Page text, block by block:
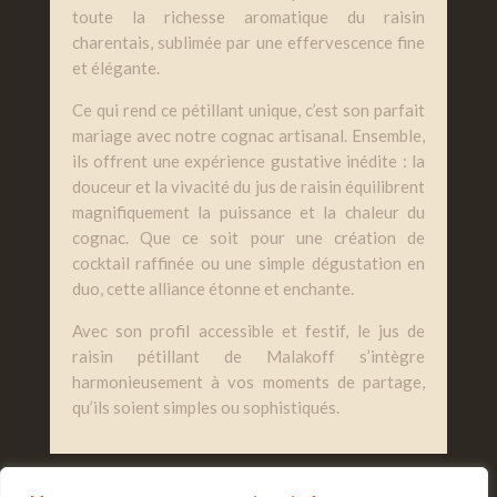
toute la richesse aromatique du raisin
charentais, sublimée par une effervescence fine
et élégante.
Ce qui rend ce pétillant unique, c’est son parfait
mariage avec notre cognac artisanal. Ensemble,
ils offrent une expérience gustative inédite : la
douceur et la vivacité du jus de raisin équilibrent
magnifiquement la puissance et la chaleur du
cognac. Que ce soit pour une création de
cocktail raffinée ou une simple dégustation en
duo, cette alliance étonne et enchante.
Avec son profil accessible et festif, le jus de
raisin pétillant de Malakoff s’intègre
harmonieusement à vos moments de partage,
qu’ils soient simples ou sophistiqués.